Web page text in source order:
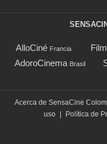
AlloCiné Francia
AdoroCinema Brasil
Acerca de SensaCine
uso | Política de